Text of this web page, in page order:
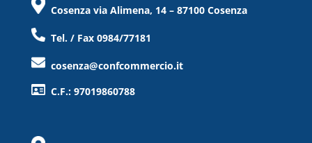
Cosenza via Alimena, 14 – 87100 Cosenza
Tel. / Fax 0984/77181
cosenza@confcommercio.it
C.F.: 97019860788